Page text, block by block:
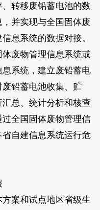
转移废铅蓄电池的数
并实现与全国固体废
息系统的数据对接。
废物管理信息系统或
系统，建立废铅蓄电
铅蓄电池收集、贮
总、统计分析和核查
全国固体废物管理信
自建信息系统运行危
案和试点地区省级生